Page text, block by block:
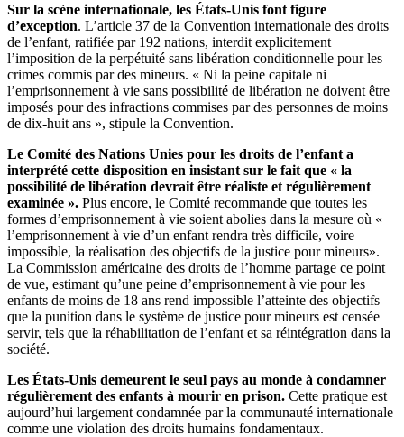
Sur la scène internationale, les États-Unis font figure
d’exception. L’article 37 de la Convention internationale des droits
de l’enfant, ratifiée par 192 nations, interdit explicitement
l’imposition de la perpétuité sans libération conditionnelle pour les
crimes commis par des mineurs. « Ni la peine capitale ni
l’emprisonnement à vie sans possibilité de libération ne doivent être
imposés pour des infractions commises par des personnes de moins
de dix-huit ans », stipule la Convention.
Le Comité des Nations Unies pour les droits de l’enfant a
interprété cette disposition en insistant sur le fait que « la
possibilité de libération devrait être réaliste et régulièrement
examinée ». Plus encore, le Comité recommande que toutes les
formes d’emprisonnement à vie soient abolies dans la mesure où «
l’emprisonnement à vie d’un enfant rendra très difficile, voire
impossible, la réalisation des objectifs de la justice pour mineurs».
La Commission américaine des droits de l’homme partage ce point
de vue, estimant qu’une peine d’emprisonnement à vie pour les
enfants de moins de 18 ans rend impossible l’atteinte des objectifs
que la punition dans le système de justice pour mineurs est censée
servir, tels que la réhabilitation de l’enfant et sa réintégration dans la
société.
Les États-Unis demeurent le seul pays au monde à condamner
régulièrement des enfants à mourir en prison. Cette pratique est
aujourd’hui largement condamnée par la communauté internationale
comme une violation des droits humains fondamentaux.